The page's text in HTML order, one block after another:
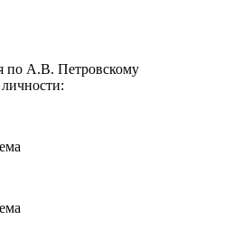
по А.В. Петровскому